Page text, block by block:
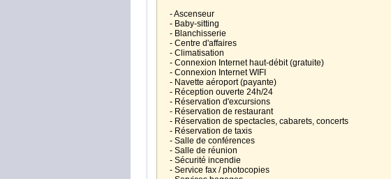
- Ascenseur
- Baby-sitting
- Blanchisserie
- Centre d'affaires
- Climatisation
- Connexion Internet haut-débit (gratuite)
- Connexion Internet WIFI
- Navette aéroport (payante)
- Réception ouverte 24h/24
- Réservation d'excursions
- Réservation de restaurant
- Réservation de spectacles, cabarets, concerts
- Réservation de taxis
- Salle de conférences
- Salle de réunion
- Sécurité incendie
- Service fax / photocopies